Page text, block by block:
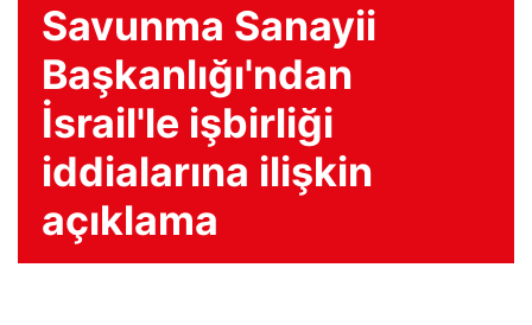
Savunma Sanayii
Başkanlığı'ndan
İsrail'le işbirliği
iddialarına ilişkin
açıklama